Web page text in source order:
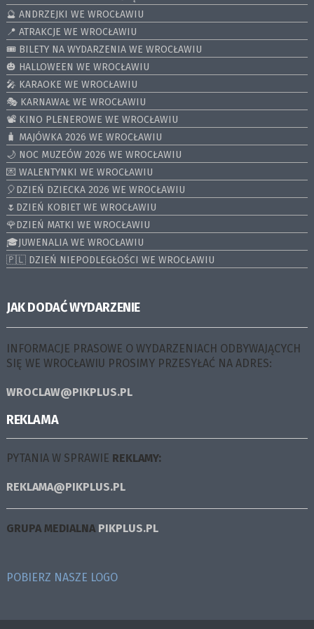
🔮 ANDRZEJKI WE WROCŁAWIU
📍 ATRAKCJE WE WROCŁAWIU
🎟️ BILETY NA WYDARZENIA WE WROCŁAWIU
🎃 HALLOWEEN WE WROCŁAWIU
🎤 KARAOKE WE WROCŁAWIU
🎭 KARNAWAŁ WE WROCŁAWIU
📽️ KINO PLENEROWE WE WROCŁAWIU
🧳 MAJÓWKA 2026 WE WROCŁAWIU
🌙 NOC MUZEÓW 2026 WE WROCŁAWIU
💌 WALENTYNKI WE WROCŁAWIU
🎈DZIEŃ DZIECKA 2026 WE WROCŁAWIU
🌷DZIEŃ KOBIET WE WROCŁAWIU
🌹DZIEŃ MATKI WE WROCŁAWIU
🎓JUWENALIA WE WROCŁAWIU
🇵🇱 DZIEŃ NIEPODLEGŁOŚCI WE WROCŁAWIU
JAK DODAĆ WYDARZENIE
INFORMACJE PRASOWE O WYDARZENIACH ODBYWAJĄCYCH
SIĘ WE WROCŁAWIU PROSIMY PRZESYŁAĆ NA ADRES:
WROCLAW@PIKPLUS.PL
REKLAMA
PYTANIA W SPRAWIE REKLAMY:
REKLAMA@PIKPLUS.PL
GRUPA MEDIALNA PIKPLUS.PL
POBIERZ NASZE LOGO